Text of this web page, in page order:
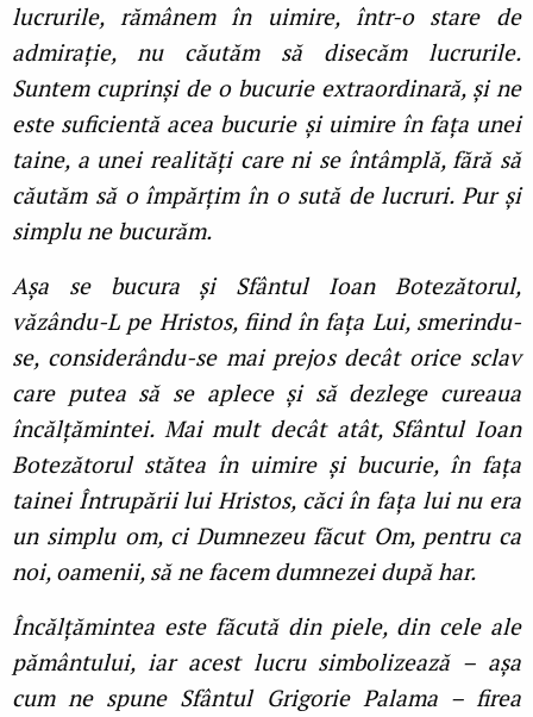
lucrurile, rămânem în uimire, într-o stare de
admiraţie, nu căutăm să disecăm lucrurile.
Suntem cuprinși de o bucurie extraordinară, și ne
este suficientă acea bucurie și uimire în faţa unei
taine, a unei realităţi care ni se întâmplă, fără să
căutăm să o împărţim în o sută de lucruri. Pur și
simplu ne bucurăm.
Așa se bucura și Sfântul Ioan Botezătorul,
văzându-L pe Hristos, fiind în faţa Lui, smerindu-
se, considerându-se mai prejos decât orice sclav
care putea să se aplece și să dezlege cureaua
încălţămintei. Mai mult decât atât, Sfântul Ioan
Botezătorul stătea în uimire și bucurie, în faţa
tainei Întrupării lui Hristos, căci în faţa lui nu era
un simplu om, ci Dumnezeu făcut Om, pentru ca
noi, oamenii, să ne facem dumnezei după har.
Încălţămintea este făcută din piele, din cele ale
pământului, iar acest lucru simbolizează – așa
cum ne spune Sfântul Grigorie Palama – firea